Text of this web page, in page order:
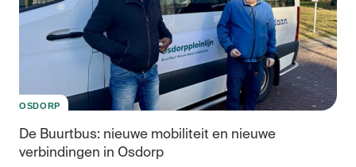
OSDORP
De Buurtbus: nieuwe mobiliteit en nieuwe
verbindingen in Osdorp